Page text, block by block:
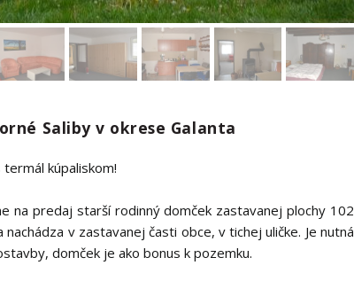
Saliby v okrese Galanta
kúpaliskom!
na predaj starší rodinný domček zastavanej plochy 102
v zastavanej časti obce, v tichej uličke. Je nutná
domček je ako bonus k pozemku.